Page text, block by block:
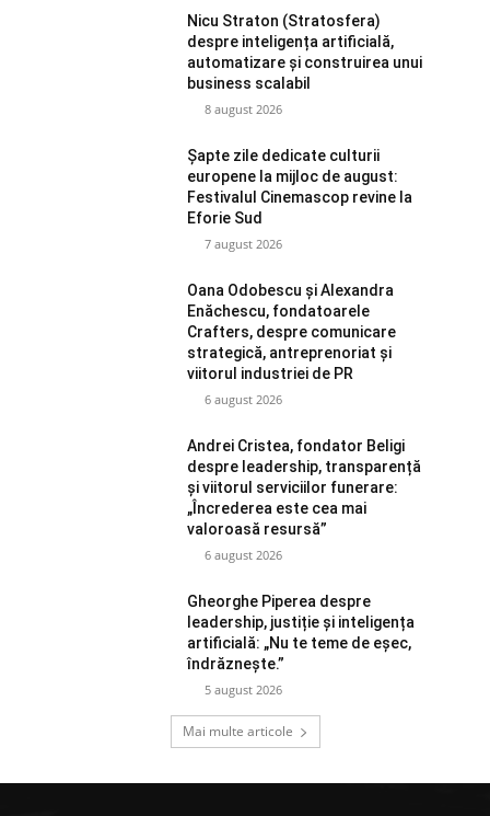
Nicu Straton (Stratosfera)
despre inteligența artificială,
automatizare și construirea unui
business scalabil
8 august 2026
Șapte zile dedicate culturii
europene la mijloc de august:
Festivalul Cinemascop revine la
Eforie Sud
7 august 2026
Oana Odobescu și Alexandra
Enăchescu, fondatoarele
Crafters, despre comunicare
strategică, antreprenoriat și
viitorul industriei de PR
6 august 2026
Andrei Cristea, fondator Beligi
despre leadership, transparență
și viitorul serviciilor funerare:
„Încrederea este cea mai
valoroasă resursă”
6 august 2026
Gheorghe Piperea despre
leadership, justiție și inteligența
artificială: „Nu te teme de eșec,
îndrăznește.”
5 august 2026
Mai multe articole